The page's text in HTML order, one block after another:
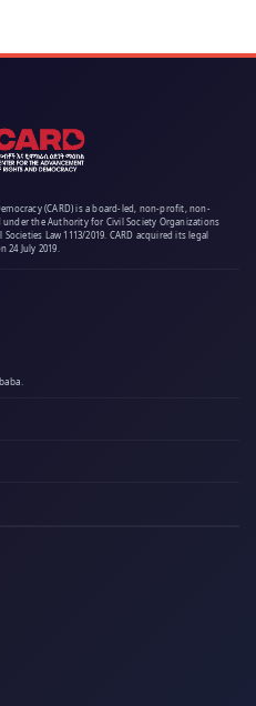
(CARD) is a board-led, non-profit, non-
the Authority for Civil Society Organizations
Law 1113/2019. CARD acquired its legal
24 July 2019.